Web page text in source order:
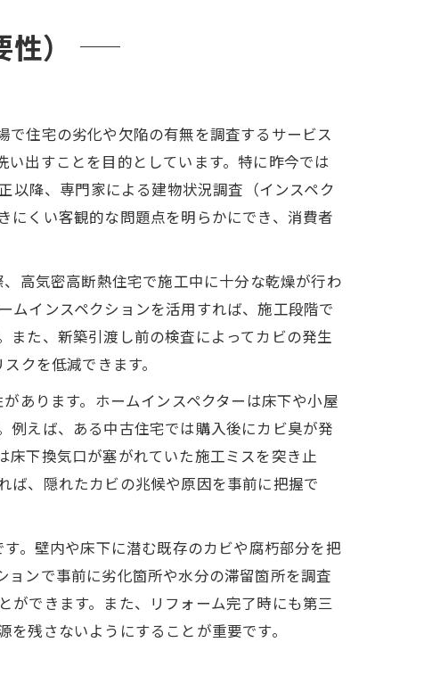
）
住宅の劣化や欠陥の有無を調査するサービス
出すことを目的としています。特に昨今では
以降、専門家による建物状況調査（インスペク
にくい客観的な問題点を明らかにでき、消費者
高気密高断熱住宅で施工中に十分な乾燥が行わ
ムインスペクションを活用すれば、施工段階で
た、新築引渡し前の検査によってカビの発生
クを低減できます。
あります。ホームインスペクターは床下や小屋
例えば、ある中古住宅では購入後にカビ臭が発
床下換気口が塞がれていた施工ミスを突き止
ば、隠れたカビの兆候や原因を事前に把握で
。壁内や床下に潜む既存のカビや腐朽部分を把
ンで事前に劣化箇所や水分の滞留箇所を調査
ができます。また、リフォーム完了時にも第三
残さないようにすることが重要です。